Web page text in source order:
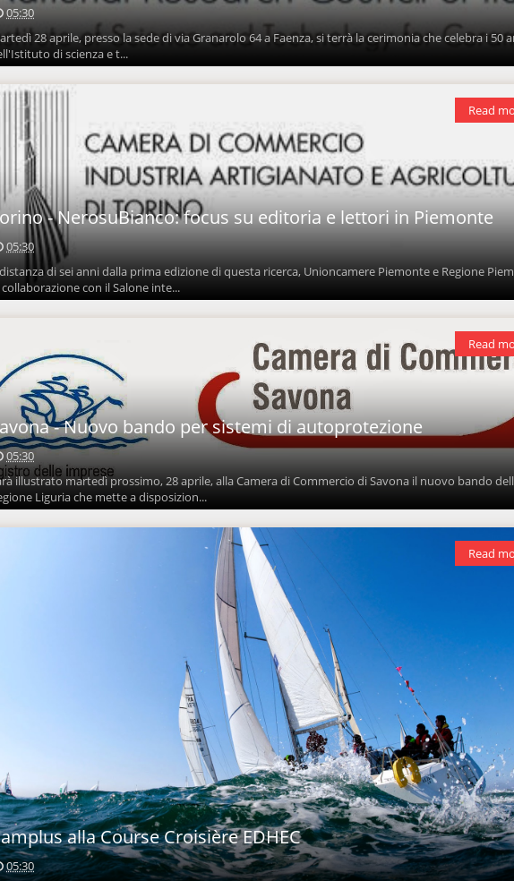
05:30
28 aprile, presso la sede di via Granarolo 64 a Faenza, si terrà la cerimonia che celebra i 50
di scienza e t...
- NerosuBianco: focus su editoria e lettori in Piemonte
05:30
di sei anni dalla prima edizione di questa ricerca, Unioncamere Piemonte e Regione
con il Salone inte...
Read
- Nuovo bando per sistemi di autoprotezione
05:30
illustrato martedì prossimo, 28 aprile, alla Camera di Commercio di Savona il nuovo bando
Liguria che mette a disposizion...
Read
alla Course Croisière EDHEC
05:30
Read